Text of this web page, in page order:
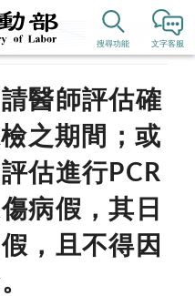
文字客服
搜尋功能
聞
醫師評估確
之期間；或
估進行PCR
病假，其日
，且不得因